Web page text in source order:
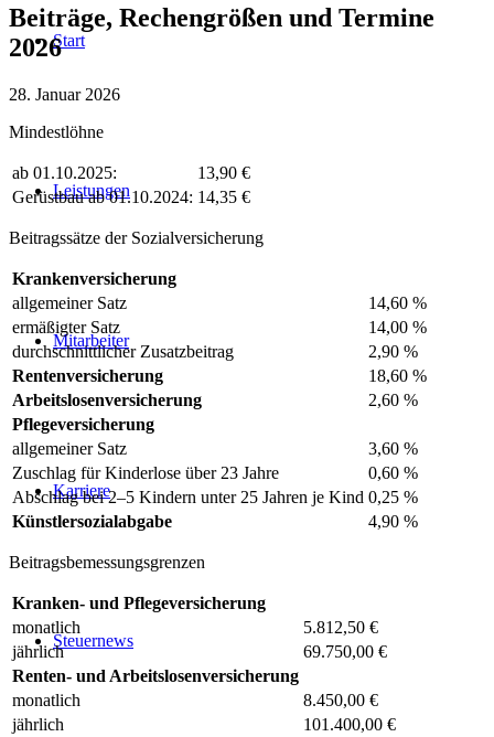
Start
Leistungen
Mitarbeiter
Karriere
Steuernews
Beiträge, Rechengrößen und Termine
2026
28. Januar 2026
Mindestlöhne
ab 01.10.2025:
13,90 €
Gerüstbau ab 01.10.2024: 14,35 €
Beitragssätze der Sozialversicherung
Krankenversicherung
allgemeiner Satz
14,60 %
ermäßigter Satz
14,00 %
durchschnittlicher Zusatzbeitrag
2,90 %
Rentenversicherung
18,60 %
Arbeitslosenversicherung
2,60 %
Pflegeversicherung
allgemeiner Satz
3,60 %
Zuschlag für Kinderlose über 23 Jahre
0,60 %
Abschlag bei 2–5 Kindern unter 25 Jahren je Kind 0,25 %
Künstlersozialabgabe
4,90 %
Beitragsbemessungsgrenzen
Kranken- und Pflegeversicherung
monatlich
5.812,50 €
jährlich
69.750,00 €
Renten- und Arbeitslosenversicherung
monatlich
8.450,00 €
jährlich
101.400,00 €